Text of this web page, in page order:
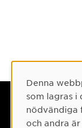
Denna
som lagras i
nödvändiga
och andra